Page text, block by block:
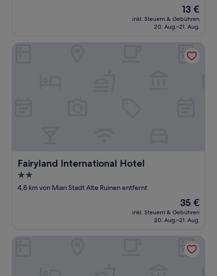
Der
Preis
beträgt
13 €
inkl. Steuern & Gebühren
20. Aug.–21. Aug.
Fairyland International Hotel
Fairyland International Hotel
2.0-
Sterne-
4,8 km von Mian Stadt Alte Ruinen entfernt
Der
Preis
beträgt
35 €
inkl. Steuern & Gebühren
20. Aug.–21. Aug.